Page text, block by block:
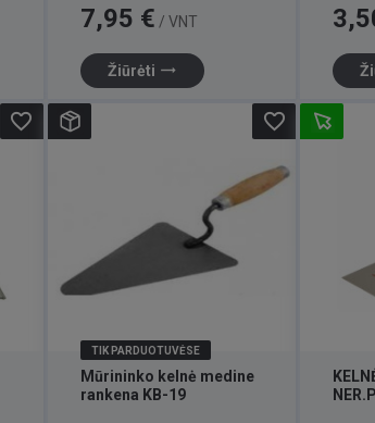
Kaina
7,95 € / VNT
Žiūrėti trending_flat
Kaina
favorite_border
TIK PARDUOTUVĖSE
Mūrininko kelnė medine
rankena KB-19
favorite_border